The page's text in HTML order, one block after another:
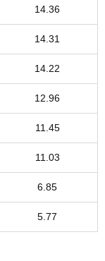
14.36
14.31
14.22
12.96
11.45
11.03
6.85
5.77